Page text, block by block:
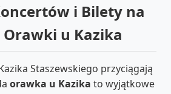
i Bilety na
u Kazika
Staszewskiego przyciągają
orawka u Kazika to wyjątkowe